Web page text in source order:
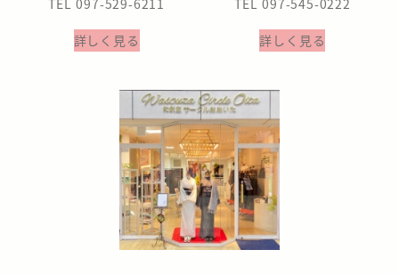
詳しく見る 詳しく見る